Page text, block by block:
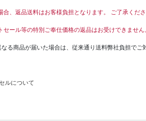
合、返品送料はお客様負担となります。 ご了承くだ
セール等の特別ご奉仕価格の返品はお受けできませ
る商品が届いた場合は、従来通り送料弊社負担でご
ルについて